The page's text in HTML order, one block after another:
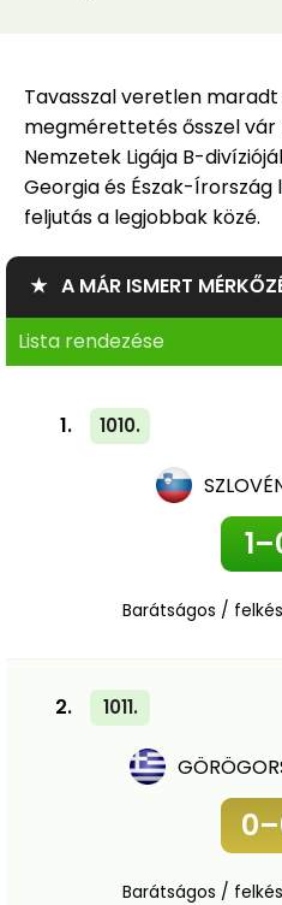
Tavasszal veretlen
megmérettetés ősszel
Nemzetek Ligája B-
Georgia és Észak-Írország
feljutás a legjobbak közé.
★ A MÁR ISMERT
Lista rendezése
1. 1010.
Barátságos /
2. 1011.
Barátságos /